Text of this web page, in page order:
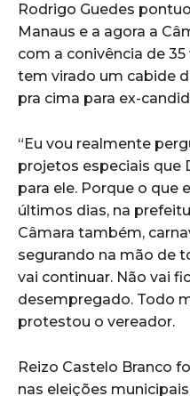
Rodrigo Guedes
Manaus e a agora a
com a conivência de
tem virado um cabide
pra cima para ex-
“Eu vou realmente
projetos especiais que
para ele. Porque o que
últimos dias, na
Câmara também,
segurando na mão de
vai continuar. Não vai
desempregado. Todo
protestou o vereador.
Reizo Castelo Branco
nas eleições